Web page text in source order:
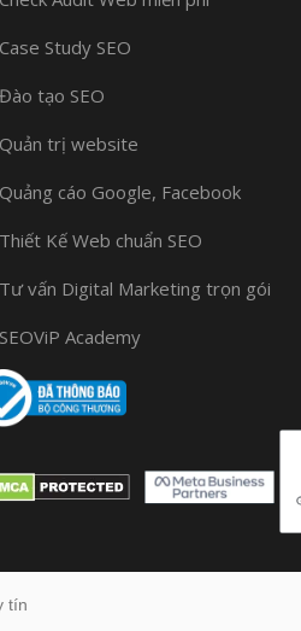
Case Study SEO
Đào tạo SEO
Quản trị website
Quảng cáo Google, Facebook
Thiết Kế Web chuẩn SEO
Tư vấn Digital Marketing trọn gói
SEOViP Academy
tín